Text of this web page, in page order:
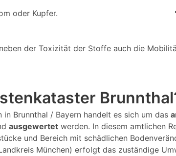
oder Kupfer.
der Toxizität der Stoffe auch die
Brunnthal / Bayern handelt es sich um das
ausgewertet werden. In diesem amtlichen
und Bereich mit schädlichen
München) erfolgt das zuständige